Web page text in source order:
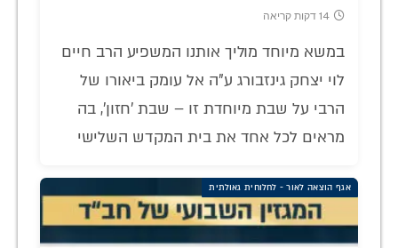
14 דקות קריאה
במשא מיוחד מוליך אותנו המשפיע הרב חיים
לוי יצחק גינזבורג ע"ה אל עומק ביאורו של
הרבי על שבת מיוחדת זו – שבת 'חזון', בה
מראים לכל אחד את בית המקדש השלישי
אגף הוצאה לאור - לחלוחית גאולתית